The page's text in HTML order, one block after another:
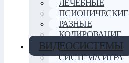
ЛЕЧЕБНЫЕ
ПСИОНИЧЕСКИЕ
РАЗНЫЕ
КОДИРОВАНИЕ
ВИДЕОСИСТЕМЫ
СИСТЕМА ИГРА